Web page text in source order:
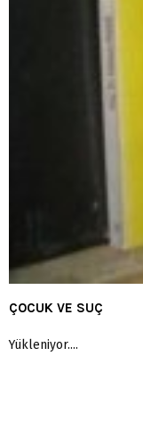
ÇOCUK VE SUÇ
Yükleniyor....